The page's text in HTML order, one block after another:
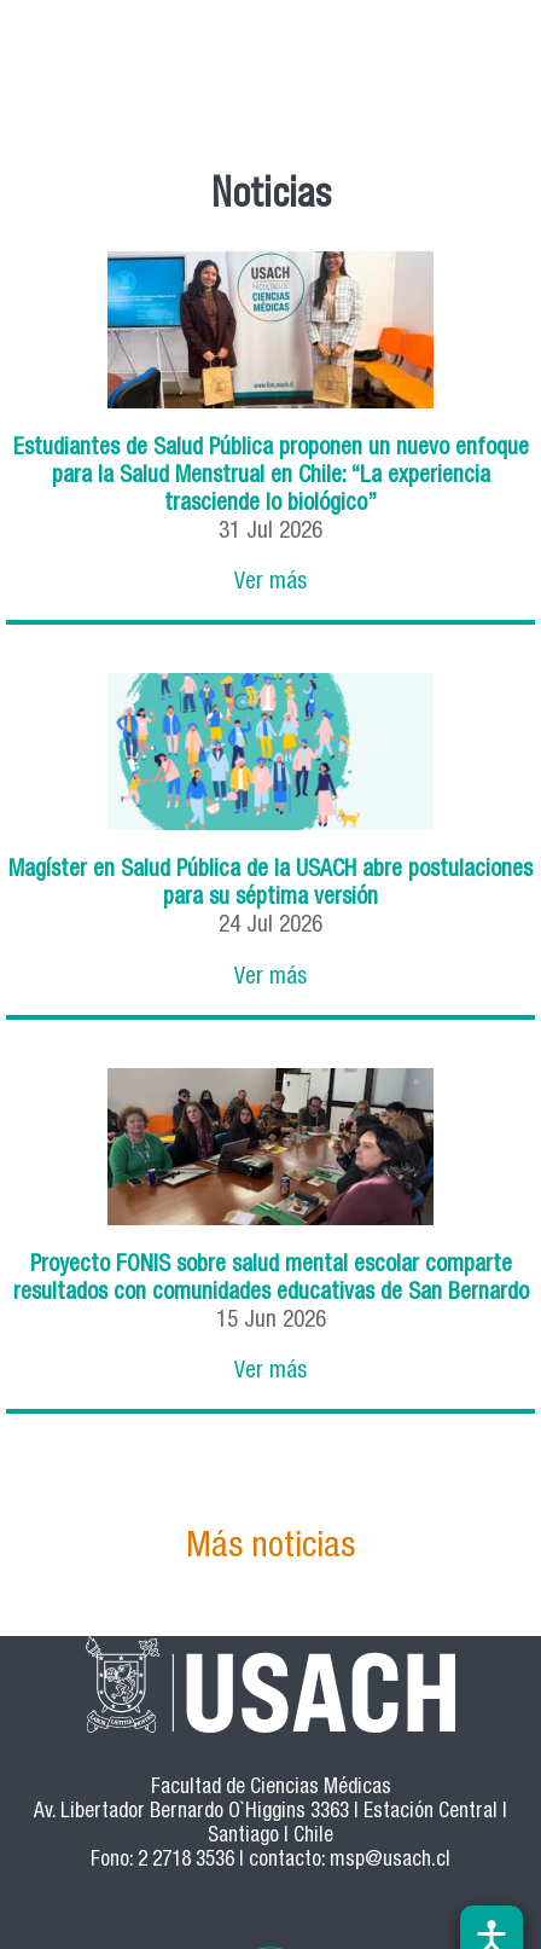
Noticias
Estudiantes de Salud Pública proponen un nuevo enfoque
para la Salud Menstrual en Chile: “La experiencia
trasciende lo biológico”
31 Jul 2026
Ver más
Magíster en Salud Pública de la USACH abre postulaciones
para su séptima versión
24 Jul 2026
Ver más
Proyecto FONIS sobre salud mental escolar comparte
resultados con comunidades educativas de San Bernardo
15 Jun 2026
Ver más
Más noticias
Facultad de Ciencias Médicas
Av. Libertador Bernardo O`Higgins 3363 | Estación Central |
Santiago | Chile
Fono: 2 2718 3536 | contacto: msp@usach.cl